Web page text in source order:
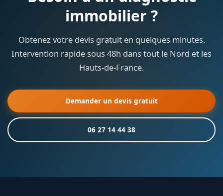
immobilier ?
Obtenez votre devis gratuit en quelques minutes.
Intervention rapide sous 48h dans tout le Nord et les
Hauts-de-France.
Demander un devis gratuit
06 27 14 44 38